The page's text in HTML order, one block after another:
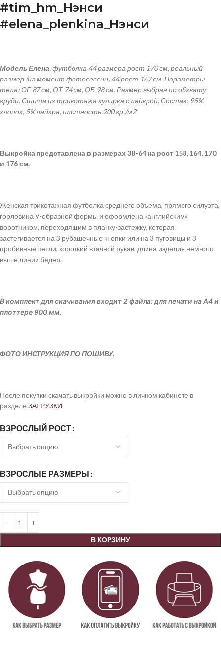
#tim_hm_ Нэнси
#elena_plenkina_ Нэнси
Модель Елена, футболка 44 размера рост 170 см, реальный
размер (на момент фотосессии) 44 рост 167 см.Параметры
тела: ОГ 87 см, ОТ 74 см, ОБ 98 см. Размер выбран по обхвату
груди. Сшита из трикотажа кулирка с лайкрой. Состав: 95%
хлопок, 5% лайкра, плотность 200 гр./м2.
Выкройка представлена в размерах 38-64 на рост 158, 164, 170
и 176 см.
Женская трикотажная футболка среднего объема, прямого силуэта,
горловина V-образной формы и оформлена «английским»
воротником, переходящим в планку-застежку, которая
застегивается на 3 рубашечные кнопки или на 3 пуговицы и 3
пробивные петли, короткий втачной рукав, длина изделия немного
выше линии бедер.
В комплект для скачивания входит 2 файла: для печати на А4 и
плоттере 900 мм.
ФОТО ИНСТРУКЦИЯ ПО ПОШИВУ.
После покупки скачать выкройки можно в личном кабинете в
разделе ЗАГРУЗКИ
ВЗРОСЛЫЙ РОСТ
ВЗРОСЛЫЕ РАЗМЕРЫ
В КОРЗИНУ